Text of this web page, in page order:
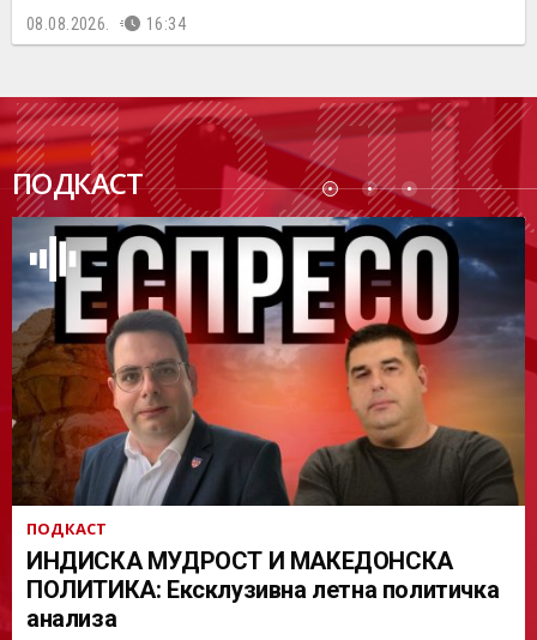
08.08.2026. 16:34
ПОДКАСТ
ПОДК
АСТ
ПОДКАСТ
ИНДИСКА МУДРОСТ И МАКЕДОНСКА
ПОЛИТИКА: Ексклузивна летна политичка
анализа